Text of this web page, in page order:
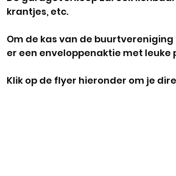
krantjes, etc.
Om de kas van de
er een enveloppenaktie met leuke
Klik op de flyer hieronder om je